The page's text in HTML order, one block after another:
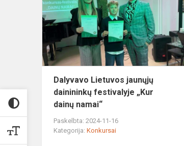
Dalyvavo Lietuvos jaunųjų
dainininkų festivalyje „Kur
dainų namai“
Paskelbta: 2024-11-16
Kategorija: Konkursai